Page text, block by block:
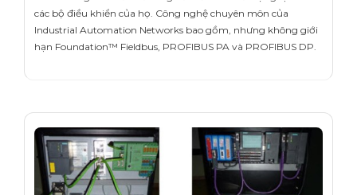
các bộ điều khiển của họ. Công nghệ chuyên môn của
Industrial Automation Networks bao gồm, nhưng không giới
hạn Foundation™ Fieldbus, PROFIBUS PA và PROFIBUS DP.